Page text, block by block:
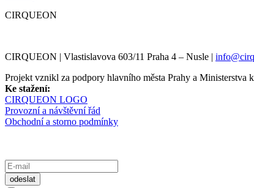
CIRQUEON
CIRQUEON | Vlastislavova 603/11 Praha 4 – Nusle |
Projekt vznikl za podpory hlavního města Prahy a
Ke stažení:
CIRQUEON LOGO
Provozní a návštěvní řád
Obchodní a storno podmínky